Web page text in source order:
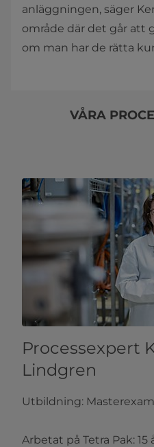
anläggningen, säger
område där det går att
om man har de rätta
VÅRA
Processexpert
Lindgren
Utbildning:
Arbetat på Tetra Pak: 15